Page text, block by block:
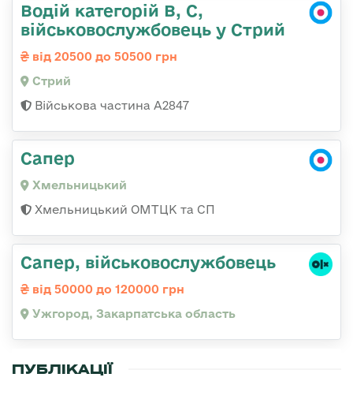
Водій категорій B, C,
військовослужбовець у Стрий
від 20500 до 50500 грн
Стрий
Військова частина А2847
Сапер
Хмельницький
Хмельницький ОМТЦК та СП
Сапер, військовослужбовець
від 50000 до 120000 грн
Ужгород, Закарпатська область
ПУБЛІКАЦІЇ